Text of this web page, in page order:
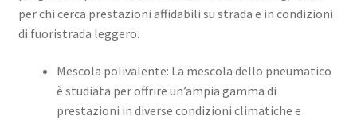
per chi cerca prestazioni affidabili su strada e in condizioni
di fuoristrada leggero. ​
Mescola polivalente: La mescola dello pneumatico
è studiata per offrire un’ampia gamma di
prestazioni in diverse condizioni climatiche e